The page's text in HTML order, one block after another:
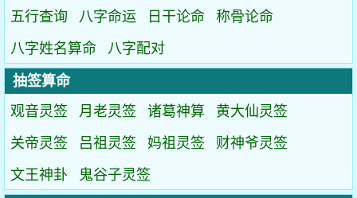
五行查询
八字命运 日干论命
称骨论命
八字姓名算命
八字配对
抽签算命
观音灵签
月老灵签 诸葛神算
黄大仙灵签
关帝灵签
吕祖灵签 妈祖灵签
财神爷灵签
文王神卦
鬼谷子灵签